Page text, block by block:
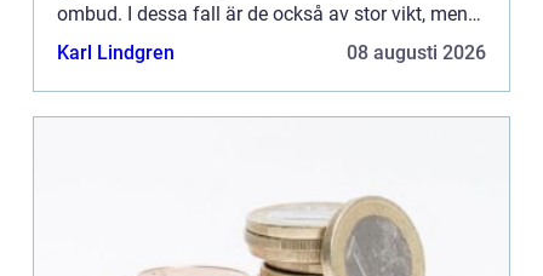
ombud. I dessa fall är de också av stor vikt, men
det behöver inte vara så dramatiskt för att juris...
Karl Lindgren 08 augusti 2026